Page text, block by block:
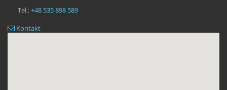
Tel.:+48 535 898 589
Kontakt